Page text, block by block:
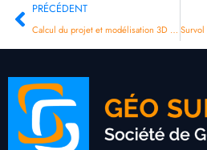
PRÉCÉDENT
Calcul du projet et modélisation 3D pour l’entreprise AVEROUS à Bédarieux (34)